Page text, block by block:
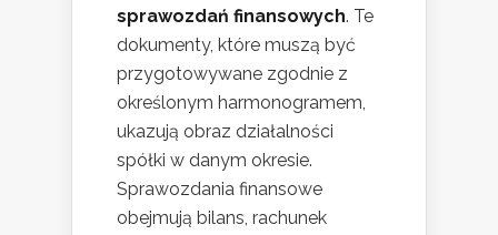
sprawozdań finansowych. Te
dokumenty, które muszą być
przygotowywane zgodnie z
określonym harmonogramem,
ukazują obraz działalności
spółki w danym okresie.
Sprawozdania finansowe
obejmują bilans, rachunek